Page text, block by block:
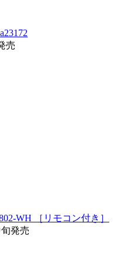
売
WH ［リモコン付き］
発売